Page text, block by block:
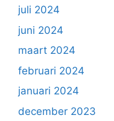
juli 2024
juni 2024
maart 2024
februari 2024
januari 2024
december 2023